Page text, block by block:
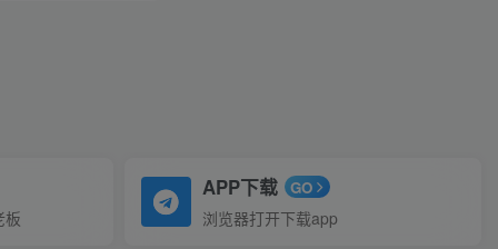
板
APP下载 GO
浏览器打开下载app